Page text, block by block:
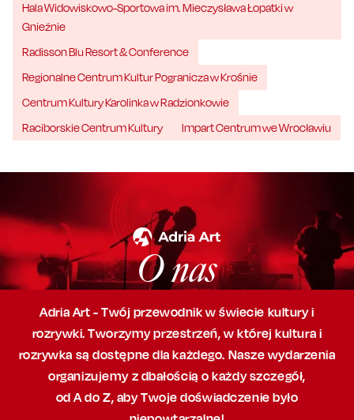
Hala Widowiskowo-Sportowa im. Mieczysława Łopatki w
Gnieźnie
Radisson Blu Resort & Conference
Regionalne Centrum Kultur Pogranicza w Krośnie
Centrum Kultury Karolinka w Radzionkowie
Raciborskie Centrum Kultury
Impart Centrum we Wrocławiu
O nas
Adria Art - Twój przewodnik w świecie kultury i
rozrywki. Tworzymy przestrzeń,w której kultura i
rozrywka są dostępne dla każdego. Nasze wydarzenia
organizujemy z dbałością o każdy szczegół,
od A do Z, abyTwoje doświadczenie było